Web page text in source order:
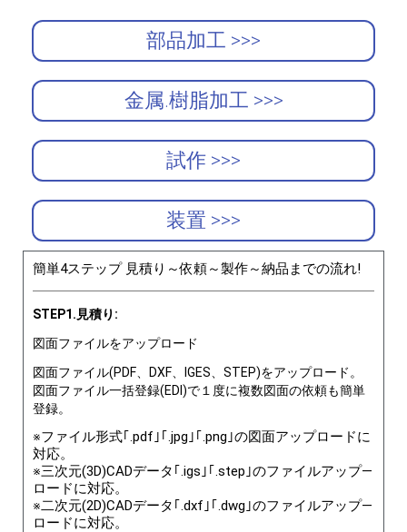
部品加工 >>>
金属.樹脂加工 >>>
試作 >>>
装置 >>>
簡単4ステップ 見積り～依頼～製作～納品までの流れ!
STEP1.見積り:
図面ファイルをアップロード
図面ファイル(PDF、DXF、IGES、STEP)をアップロード。
図面ファイル一括登録(EDI)で１度に複数図面の依頼も簡単
登録。
※ファイル形式｢.pdf｣｢.jpg｣｢.png｣の図面アップロードに
対応。
※三次元(3D)CADデータ｢.igs｣｢.step｣のファイルアップ―
ロードに対応。
※二次元(2D)CADデータ｢.dxf｣｢.dwg｣のファイルアップ―
ロードに対応。